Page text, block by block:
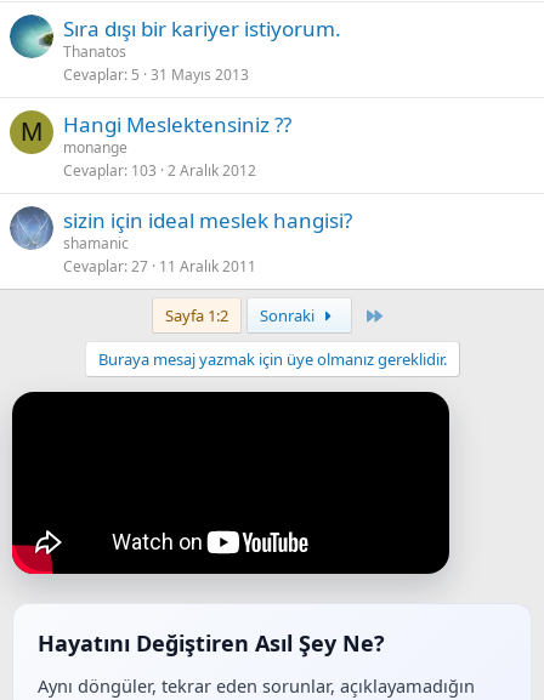
Sıra dışı bir kariyer istiyorum.
Thanatos
Cevaplar 5 31 Mayıs 2013
M Hangi Meslektensiniz ??
monange
Cevaplar 103 2 Aralık 2012
sizin için ideal meslek hangisi?
shamanic
Cevaplar 27 11 Aralık 2011
Sayfa 1:2 Sonraki
Buraya mesaj yazmak için üye olmanız gereklidir.
Hayatını Değiştiren Asıl Şey Ne?
Aynı döngüler, tekrar eden sorunlar, açıklayamadığın